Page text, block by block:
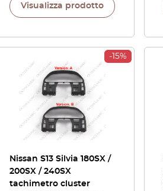
Visualizza prodotto
-15%
Nissan S13 Silvia 180SX /
200SX / 240SX
tachimetro cluster